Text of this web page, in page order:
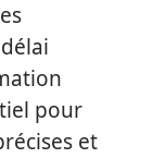
pour
et